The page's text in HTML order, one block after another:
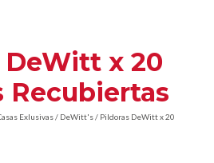
DeWitt x 20
Recubiertas
Exlusivas/ DeWitt's/ Pildoras DeWitt x 20